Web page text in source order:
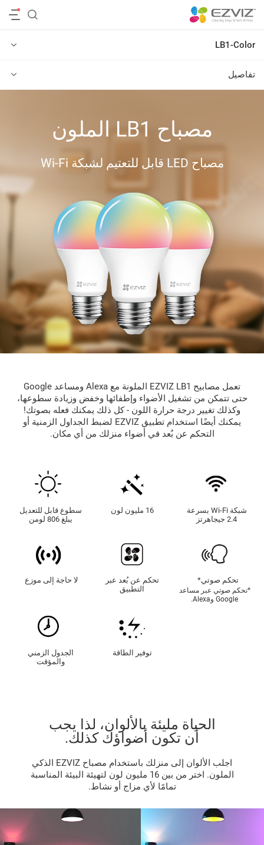
LB1-Color
تفاصيل
مصباح LB1 الملون
مصباح LED قابل للتعتيم لشبكة Wi-Fi
تعمل مصابيح EZVIZ LB1 الملونة مع Alexa ومساعد Google
حتى تتمكن من تشغيل الأضواء وإطفائها وخفض وزيادة سطوعها،
وكذلك تغيير درجة حرارة اللون - كل ذلك يمكنك فعله بصوتك!
يمكنك أيضًا استخدام تطبيق EZVIZ لضبط الجداول الزمنية أو
التحكم عن بُعد في أضواء منزلك من أي مكان.
سطوع قابل للتعديل
يبلغ 806 لومن
*تحكم صوتي عبر مساعد
Google وAlexa.
تحكم صوتي*
تحكم عن بُعد عبر
التطبيق
لا حاجة إلى موزع
شبكة Wi-Fi بسرعة
2.4 جيجاهرتز
16 مليون لون
الجدول الزمني
والمؤقت
توفير الطاقة
الحياة مليئة بالألوان، لذا يجب
أن تكون أضواؤك كذلك.
اجلب الألوان إلى منزلك باستخدام مصباح EZVIZ الذكي
الملون. اختر من بين 16 مليون لون لتهيئة البيئة المناسبة
تمامًا لأي مزاج أو نشاط.